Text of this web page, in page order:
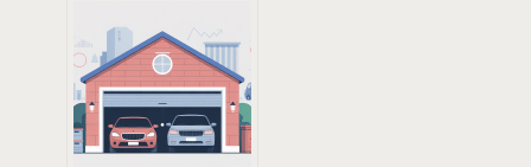
comment faire le
bon choix
aujourd’hui